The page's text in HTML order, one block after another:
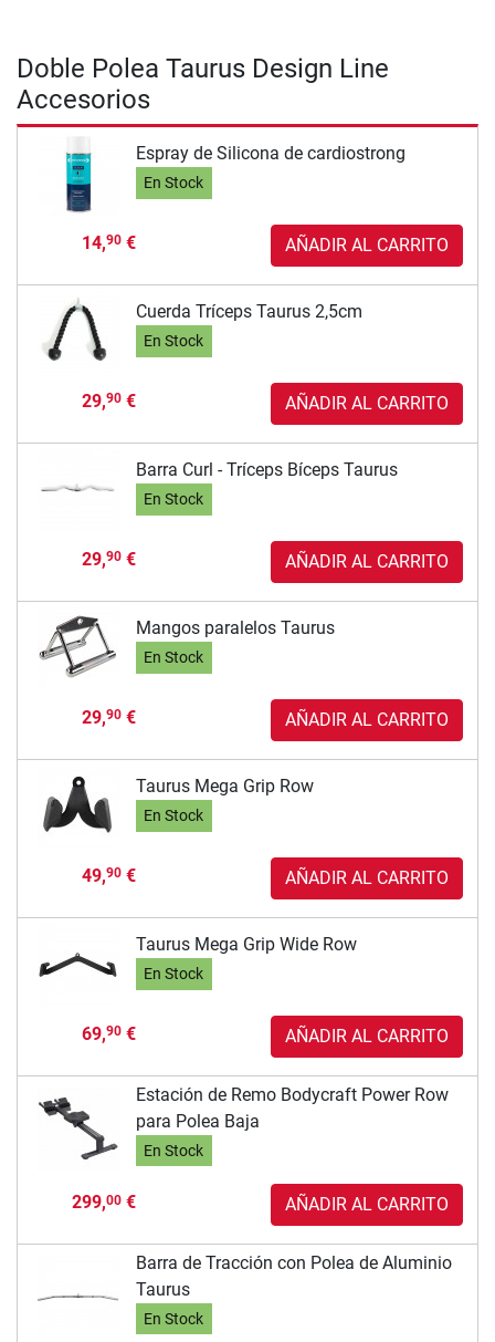
Doble Polea Taurus Design Line
Accesorios
Espray de Silicona de cardiostrong
En Stock
14,90€ AÑADIR AL CARRITO
Cuerda Tríceps Taurus 2,5cm
En Stock
29,90€ AÑADIR AL CARRITO
Barra Curl - Tríceps Bíceps Taurus
En Stock
29,90€ AÑADIR AL CARRITO
Mangos paralelos Taurus
En Stock
29,90€ AÑADIR AL CARRITO
Taurus Mega Grip Row
En Stock
49,90€ AÑADIR AL CARRITO
Taurus Mega Grip Wide Row
En Stock
69,90€ AÑADIR AL CARRITO
Estación de Remo Bodycraft Power Row
para Polea Baja
En Stock
299,00€ AÑADIR AL CARRITO
Barra de Tracción con Polea de Aluminio
Taurus
En Stock